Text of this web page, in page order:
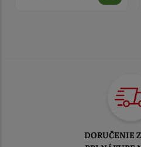
TOVAR